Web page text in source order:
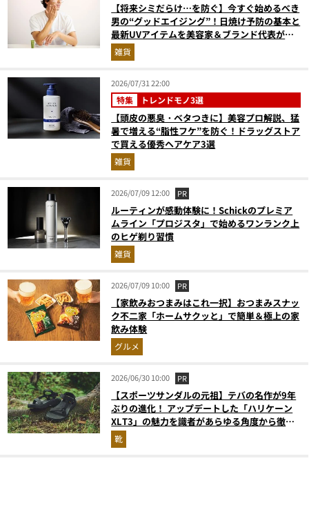
【将来シミだらけ…を防ぐ】今すぐ始めるべき
男の“グッドエイジング”！日焼け予防の基本と
最新UVアイテムを美容家＆ブランド代表がプ
ロ目線で指南／大人の価値向上研究所
雑貨
2026/07/31 22:00
特集 トレンドモノ3選
【頭皮の悪臭・ベタつきに】美容プロ解説、猛
暑で増える“脂性フケ”を防ぐ！ドラッグストア
で買える優秀ヘアケア3選
雑貨
2026/07/09 12:00 PR
ルーティンが感動体験に！Schickのプレミア
ムライン「プロジスタ」で始めるワンランク上
のヒゲ剃り習慣
雑貨
2026/07/09 10:00 PR
【家飲みおつまみはこれ一択】おつまみスナッ
ク不二家「ホームサクッと」で簡単＆極上の家
飲み体験
グルメ
2026/06/30 10:00 PR
【スポーツサンダルの元祖】テバの名作が9年
ぶりの進化！ アップデートした「ハリケーン
XLT3」の魅力を識者があらゆる角度から徹底
解説！
靴